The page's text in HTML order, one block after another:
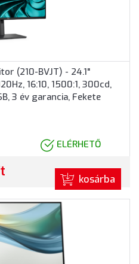
(210-BVJT) - 24.1"
16:10, 1500:1, 300cd,
3 év garancia, Fekete
ELÉRHETŐ
kosárba